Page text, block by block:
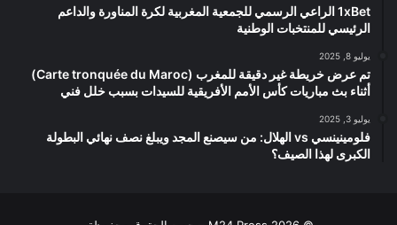
1xBet الراعي الرسمي للجمعية المغربية لكرة المناورة والداعم
الرئيسي للمنتخبات الوطنية
يوليو 8, 2025
تم عرض خريطة غير دقيقة للمغرب (Carte tronquée du Maroc)
أثناء بث مباريات كأس الأمم الأفريقية للسيدات بسبب خلل فني
يوليو 3, 2025
فلومينينسي vs الهلال: من سيصنع المجد ويبلغ نصف نهائي البطولة
الكبرى لهذا الصيف؟